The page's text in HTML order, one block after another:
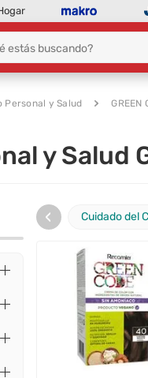
Personal y Salud GREEN
y Salud
‹ Cuidado del